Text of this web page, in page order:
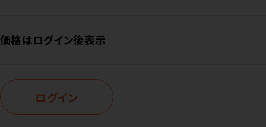
価格はログイン後表示
ログイン